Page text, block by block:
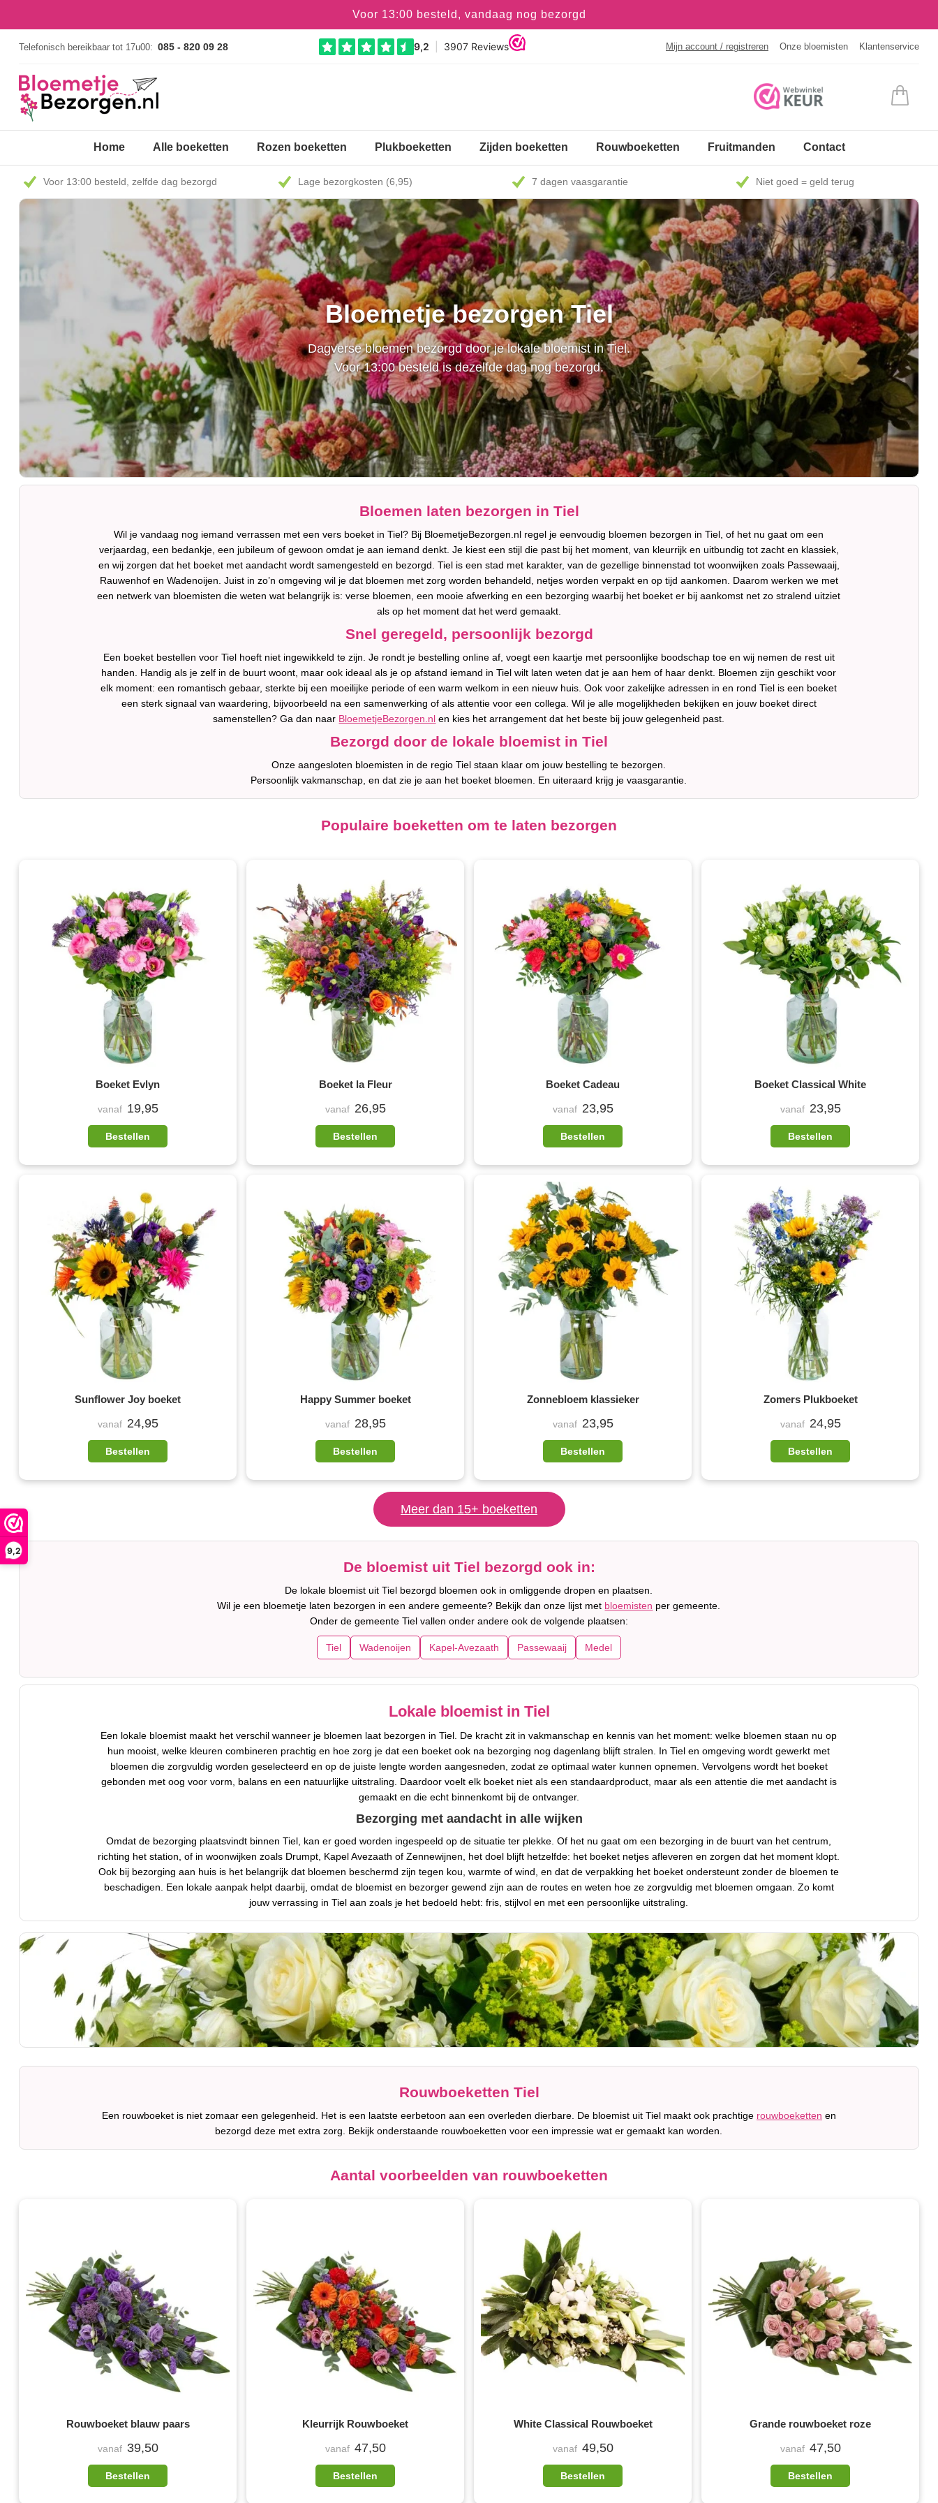
9,2
Voor 13:00 besteld, vandaag nog bezorgd
Telefonisch bereikbaar tot 17u00: 085 - 820 09 28 Mijn account / registreren Onze bloemisten Klantenservice
Home Alle boeketten Rozen boeketten Plukboeketten Zijden boeketten Rouwboeketten Fruitmanden Contact
Voor 13:00 besteld, zelfde dag bezorgd Lage bezorgkosten (6,95) 7 dagen vaasgarantie Niet goed = geld terug
Bloemetje bezorgen Tiel
Dagverse bloemen bezorgd door je lokale bloemist in Tiel.
Voor 13:00 besteld is dezelfde dag nog bezorgd.
Bloemen laten bezorgen in Tiel
Wil je vandaag nog iemand verrassen met een vers boeket in Tiel? Bij BloemetjeBezorgen.nl regel je eenvoudig bloemen bezorgen in Tiel, of het nu gaat om een
verjaardag, een bedankje, een jubileum of gewoon omdat je aan iemand denkt. Je kiest een stijl die past bij het moment, van kleurrijk en uitbundig tot zacht en klassiek,
en wij zorgen dat het boeket met aandacht wordt samengesteld en bezorgd. Tiel is een stad met karakter, van de gezellige binnenstad tot woonwijken zoals Passewaaij,
Rauwenhof en Wadenoijen. Juist in zo’n omgeving wil je dat bloemen met zorg worden behandeld, netjes worden verpakt en op tijd aankomen. Daarom werken we met
een netwerk van bloemisten die weten wat belangrijk is: verse bloemen, een mooie afwerking en een bezorging waarbij het boeket er bij aankomst net zo stralend uitziet
als op het moment dat het werd gemaakt.
Snel geregeld, persoonlijk bezorgd
Een boeket bestellen voor Tiel hoeft niet ingewikkeld te zijn. Je rondt je bestelling online af, voegt een kaartje met persoonlijke boodschap toe en wij nemen de rest uit
handen. Handig als je zelf in de buurt woont, maar ook ideaal als je op afstand iemand in Tiel wilt laten weten dat je aan hem of haar denkt. Bloemen zijn geschikt voor
elk moment: een romantisch gebaar, sterkte bij een moeilijke periode of een warm welkom in een nieuw huis. Ook voor zakelijke adressen in en rond Tiel is een boeket
een sterk signaal van waardering, bijvoorbeeld na een samenwerking of als attentie voor een collega. Wil je alle mogelijkheden bekijken en jouw boeket direct
samenstellen? Ga dan naar BloemetjeBezorgen.nl en kies het arrangement dat het beste bij jouw gelegenheid past.
Bezorgd door de lokale bloemist in Tiel
Onze aangesloten bloemisten in de regio Tiel staan klaar om jouw bestelling te bezorgen.
Persoonlijk vakmanschap, en dat zie je aan het boeket bloemen. En uiteraard krijg je vaasgarantie.
Populaire boeketten om te laten bezorgen
Boeket Evlyn
vanaf 19,95
Bestellen
Boeket la Fleur
vanaf 26,95
Bestellen
Boeket Cadeau
vanaf 23,95
Bestellen
Boeket Classical White
vanaf 23,95
Bestellen
Sunflower Joy boeket
vanaf 24,95
Bestellen
Happy Summer boeket
vanaf 28,95
Bestellen
Zonnebloem klassieker
vanaf 23,95
Bestellen
Zomers Plukboeket
vanaf 24,95
Bestellen
Meer dan 15+ boeketten
De bloemist uit Tiel bezorgd ook in:
De lokale bloemist uit Tiel bezorgd bloemen ook in omliggende dropen en plaatsen.
Wil je een bloemetje laten bezorgen in een andere gemeente? Bekijk dan onze lijst met bloemisten per gemeente.
Onder de gemeente Tiel vallen onder andere ook de volgende plaatsen:
Tiel Wadenoijen Kapel-Avezaath Passewaaij Medel
Lokale bloemist in Tiel
Een lokale bloemist maakt het verschil wanneer je bloemen laat bezorgen in Tiel. De kracht zit in vakmanschap en kennis van het moment: welke bloemen staan nu op
hun mooist, welke kleuren combineren prachtig en hoe zorg je dat een boeket ook na bezorging nog dagenlang blijft stralen. In Tiel en omgeving wordt gewerkt met
bloemen die zorgvuldig worden geselecteerd en op de juiste lengte worden aangesneden, zodat ze optimaal water kunnen opnemen. Vervolgens wordt het boeket
gebonden met oog voor vorm, balans en een natuurlijke uitstraling. Daardoor voelt elk boeket niet als een standaardproduct, maar als een attentie die met aandacht is
gemaakt en die echt binnenkomt bij de ontvanger.
Bezorging met aandacht in alle wijken
Omdat de bezorging plaatsvindt binnen Tiel, kan er goed worden ingespeeld op de situatie ter plekke. Of het nu gaat om een bezorging in de buurt van het centrum,
richting het station, of in woonwijken zoals Drumpt, Kapel Avezaath of Zennewijnen, het doel blijft hetzelfde: het boeket netjes afleveren en zorgen dat het moment klopt.
Ook bij bezorging aan huis is het belangrijk dat bloemen beschermd zijn tegen kou, warmte of wind, en dat de verpakking het boeket ondersteunt zonder de bloemen te
beschadigen. Een lokale aanpak helpt daarbij, omdat de bloemist en bezorger gewend zijn aan de routes en weten hoe ze zorgvuldig met bloemen omgaan. Zo komt
jouw verrassing in Tiel aan zoals je het bedoeld hebt: fris, stijlvol en met een persoonlijke uitstraling.
Rouwboeketten Tiel
Een rouwboeket is niet zomaar een gelegenheid. Het is een laatste eerbetoon aan een overleden dierbare. De bloemist uit Tiel maakt ook prachtige rouwboeketten en
bezorgd deze met extra zorg. Bekijk onderstaande rouwboeketten voor een impressie wat er gemaakt kan worden.
Aantal voorbeelden van rouwboeketten
Rouwboeket blauw paars
vanaf 39,50
Bestellen
Kleurrijk Rouwboeket
vanaf 47,50
Bestellen
White Classical Rouwboeket
vanaf 49,50
Bestellen
Grande rouwboeket roze
vanaf 47,50
Bestellen